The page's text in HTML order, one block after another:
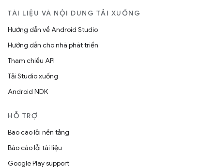
TÀI LIỆU VÀ NỘI DUNG TẢI XUỐNG
Hướng dẫn về Android Studio
Hướng dẫn cho nhà phát triển
Tham chiếu API
Tải Studio xuống
Android NDK
HỖ TRỢ
Báo cáo lỗi nền tảng
Báo cáo lỗi tài liệu
Google Play support